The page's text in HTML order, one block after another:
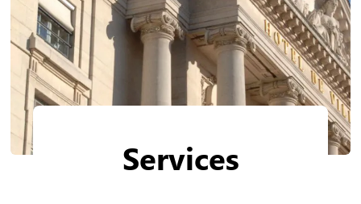
Services